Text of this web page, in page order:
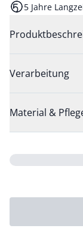
5 Jahre
Verarbeitung
Material &